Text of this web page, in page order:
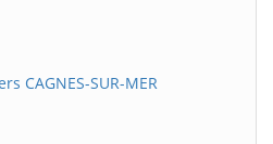
CAGNES-SUR-MER